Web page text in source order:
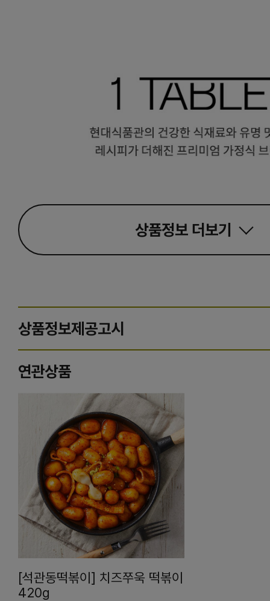
상품정보 더보기
상품정보제공고시
연관상품
[석관동떡볶이] 치즈쭈욱 떡볶이
420g